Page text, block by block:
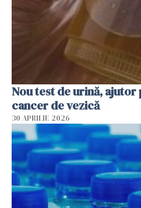
Nou test de urină,
cancer de vezică
30 APRILIE 2026